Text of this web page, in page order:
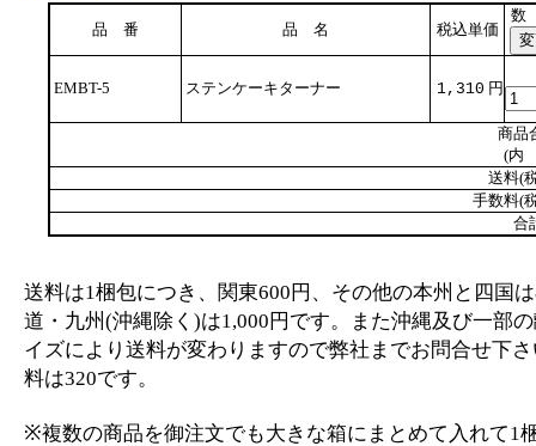
品 番 品 名 税込単価
数
EMBT-5 ステンケーキターナー 1,310 円
商品
(内
送料(
手数料(
合
送料は1梱包につき、関東600円、その他の本州と四国
道・九州(沖縄除く)は1,000円です。また沖縄及び一部
イズにより送料が変わりますので弊社までお問合せ下
料は320です。
※複数の商品を御注文でも大きな箱にまとめて入れて1